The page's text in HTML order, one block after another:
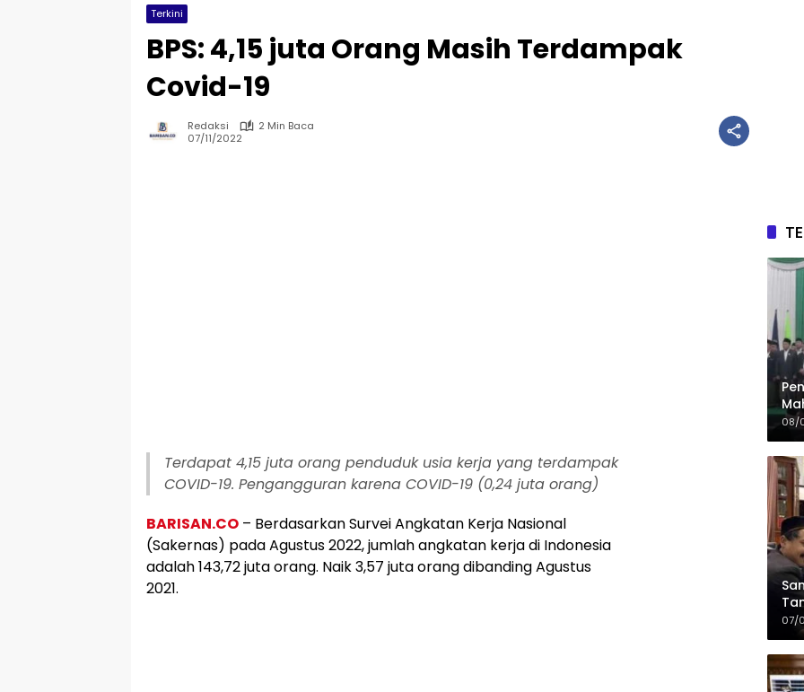
Terkini
BPS: 4,15 juta Orang Masih Terdampak
Covid-19
Redaksi
2 Min Baca
07/11/2022
Terdapat 4,15 juta orang penduduk usia kerja yang terdampak
COVID-19. Pengangguran karena COVID-19 (0,24 juta orang)
BARISAN.CO – Berdasarkan Survei Angkatan Kerja Nasional
(Sakernas) pada Agustus 2022, jumlah angkatan kerja di Indonesia
adalah 143,72 juta orang. Naik 3,57 juta orang dibanding Agustus
2021.
08/
07/